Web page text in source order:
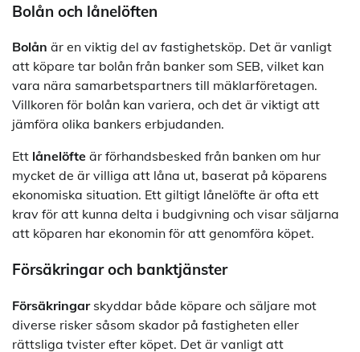
Bolån och lånelöften
Bolån är en viktig del av fastighetsköp. Det är vanligt
att köpare tar bolån från banker som SEB, vilket kan
vara nära samarbetspartners till mäklarföretagen.
Villkoren för bolån kan variera, och det är viktigt att
jämföra olika bankers erbjudanden.
Ett lånelöfte är förhandsbesked från banken om hur
mycket de är villiga att låna ut, baserat på köparens
ekonomiska situation. Ett giltigt lånelöfte är ofta ett
krav för att kunna delta i budgivning och visar säljarna
att köparen har ekonomin för att genomföra köpet.
Försäkringar och banktjänster
Försäkringarskyddar både köpare och säljare mot
diverse risker såsom skador på fastigheten eller
rättsliga tvister efter köpet. Det är vanligt att